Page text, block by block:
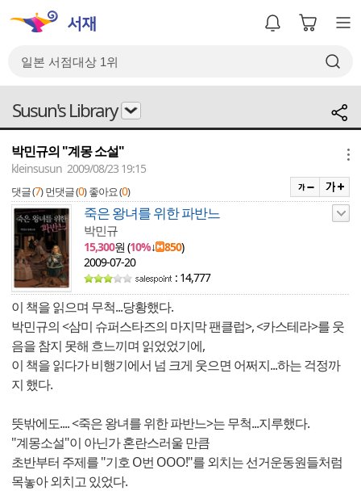
Susun's Library
박민규의 "계몽 소설"
kleinsusun 2009/08/23 19:15
댓글 (7) 먼댓글 (0) 좋아요 (0)
죽은 왕녀를 위한 파반느
박민규
15,300원 (10%↓ 850)
2009-07-20
: 14,777
이 책을 읽으며 무척...당황했다.
박민규의 <삼미 슈퍼스타즈의 마지막 팬클럽>, <카스테라>를 웃
음을 참지 못해 흐느끼며 읽었었기에,
이 책을 읽다가 비행기에서 넘 크게 웃으면 어쩌지...하는 걱정까
지 했다.
뜻밖에도.... <죽은 왕녀를 위한 파반느>는 무척...지루했다.
"계몽소설"이 아닌가 혼란스러울 만큼
초반부터 주제를 "기호 O번 OOO!"를 외치는 선거운동원들처럼
목놓아 외치고 있었다.